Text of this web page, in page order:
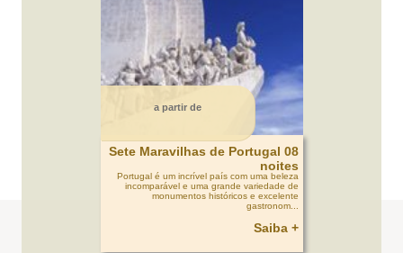
a partir de
Sete Maravilhas de Portugal 08
noites
Portugal é um incrível país com uma beleza
incomparável e uma grande variedade de
monumentos históricos e excelente
gastronom...
Saiba +